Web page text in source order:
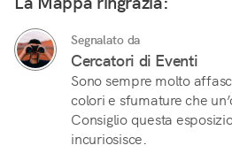
Segnalato da
Cercatori di Eventi
Sono sempre molto
colori e sfumature che
Consiglio questa
incuriosisce.